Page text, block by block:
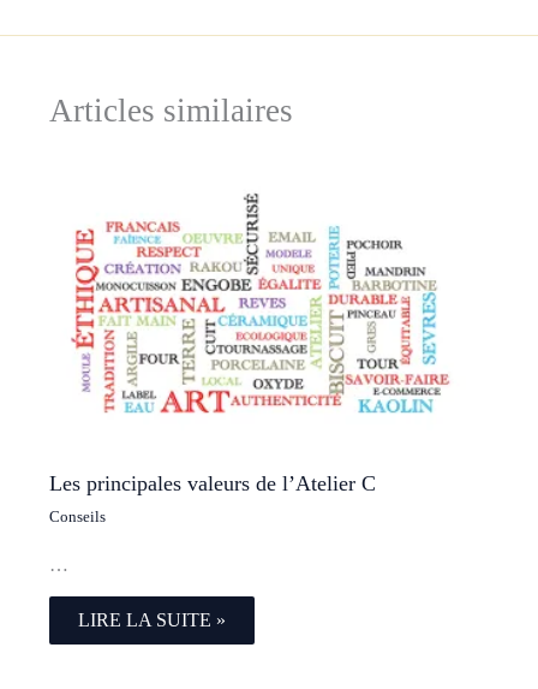
Articles similaires
Les principales valeurs de l’Atelier C
Conseils
…
LIRE LA SUITE »